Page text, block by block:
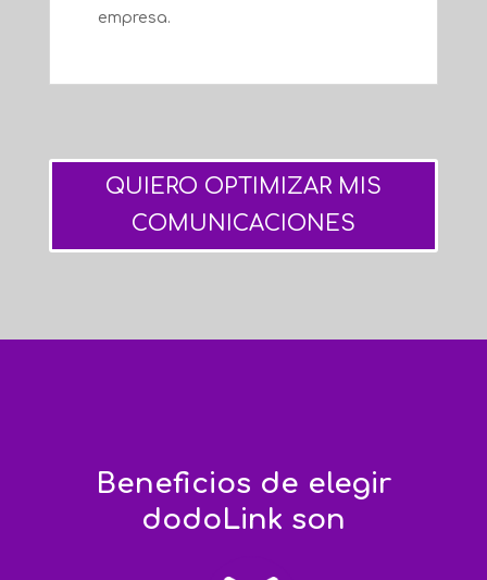
empresa.
QUIERO OPTIMIZAR MIS
COMUNICACIONES
Beneficios de elegir
dodoLink son